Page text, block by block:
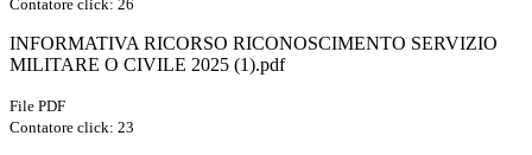
Contatore click: 26
INFORMATIVA RICORSO RICONOSCIMENTO SERVIZIO
MILITARE O CIVILE 2025 (1).pdf
File PDF
Contatore click: 23